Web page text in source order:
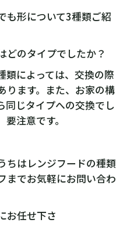
も形について3種類ご紹
どのタイプでしたか？
類によっては、交換の際
ります。また、お家の構
同じタイプへの交換でし
注意です。
ちはレンジフードの種類
までお気軽にお問い合わ
お任せ下さ